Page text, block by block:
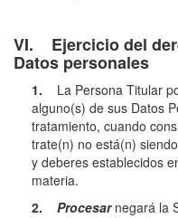
VI. Ejercicio del
Datos personales
1. La Persona Titular
alguno(s) de sus Datos
tratamiento, cuando
trate(n) no está(n)
y deberes establecidos
materia.
2.
Procesarnegará la